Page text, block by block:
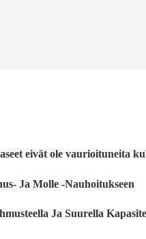
eivät ole vaurioituneita
Ja Molle -nauhoitukseen
Ja Suurella